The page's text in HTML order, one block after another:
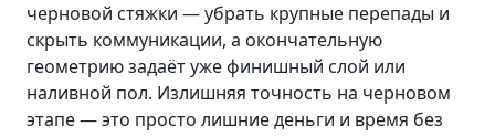
черновой стяжки — убрать крупные перепады и
скрыть коммуникации, а окончательную
геометрию задаёт уже финишный слой или
наливной пол. Излишняя точность на черновом
этапе — это просто лишние деньги и время без